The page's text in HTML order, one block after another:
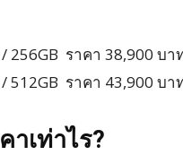
256GB ราคา 38,900 บา
512GB ราคา 43,900 บา
าเท่าไร?